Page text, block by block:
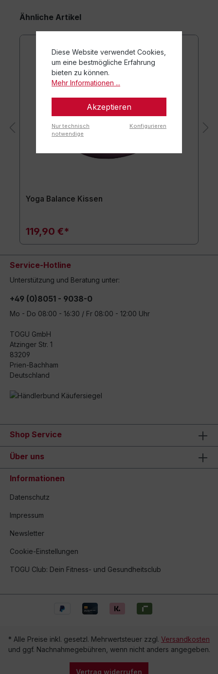
Ähnliche Artikel
Yoga Balance Kissen
119,90 €*
Service-Hotline
Unterstützung und Beratung unter:
+49 (0)8051 - 9038-0
Mo - Do 08:00 - 16:30 / Fr 08:00 - 12:00 Uhr
TOGU GmbH
Atzinger Str. 1
83209
Prien-Bachham
Deutschland
Shop Service
Über uns
Informationen
Datenschutz
Impressum
Newsletter
Cookie-Einstellungen
TOGU Club: Dein Fitness- und Gesundheitsclub
* Alle Preise inkl. gesetzl. Mehrwertsteuer zzgl. Versandkosten
und ggf. Nachnahmegebühren, wenn nicht anders angegeben.
Vertrag widerrufen
Diese Website verwendet Cookies,
um eine bestmögliche Erfahrung
bieten zu können.
Mehr Informationen ...
Akzeptieren
Nur technisch
notwendige
Konfigurieren